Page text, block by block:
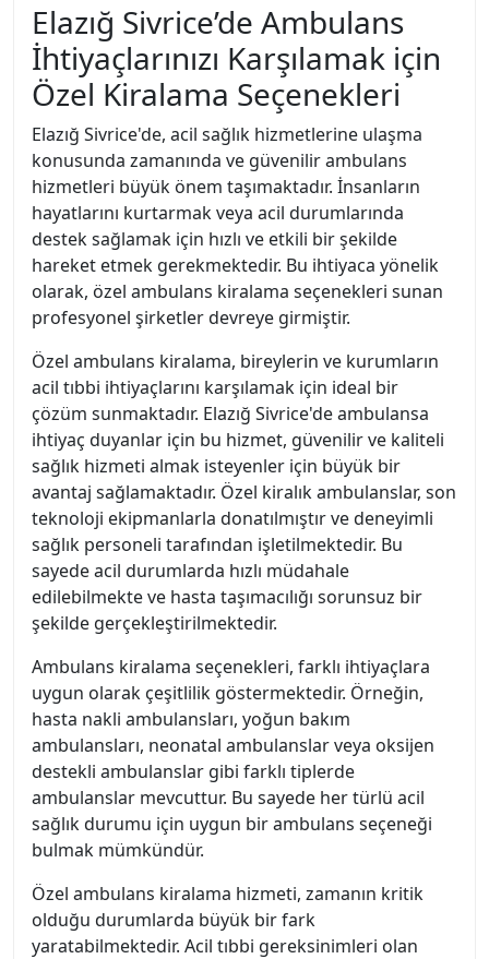
Elazığ Sivrice’de Ambulans
İhtiyaçlarınızı Karşılamak için
Özel Kiralama Seçenekleri
Elazığ Sivrice'de, acil sağlık hizmetlerine ulaşma
konusunda zamanında ve güvenilir ambulans
hizmetleri büyük önem taşımaktadır. İnsanların
hayatlarını kurtarmak veya acil durumlarında
destek sağlamak için hızlı ve etkili bir şekilde
hareket etmek gerekmektedir. Bu ihtiyaca yönelik
olarak, özel ambulans kiralama seçenekleri sunan
profesyonel şirketler devreye girmiştir.
Özel ambulans kiralama, bireylerin ve kurumların
acil tıbbi ihtiyaçlarını karşılamak için ideal bir
çözüm sunmaktadır. Elazığ Sivrice'de ambulansa
ihtiyaç duyanlar için bu hizmet, güvenilir ve kaliteli
sağlık hizmeti almak isteyenler için büyük bir
avantaj sağlamaktadır. Özel kiralık ambulanslar, son
teknoloji ekipmanlarla donatılmıştır ve deneyimli
sağlık personeli tarafından işletilmektedir. Bu
sayede acil durumlarda hızlı müdahale
edilebilmekte ve hasta taşımacılığı sorunsuz bir
şekilde gerçekleştirilmektedir.
Ambulans kiralama seçenekleri, farklı ihtiyaçlara
uygun olarak çeşitlilik göstermektedir. Örneğin,
hasta nakli ambulansları, yoğun bakım
ambulansları, neonatal ambulanslar veya oksijen
destekli ambulanslar gibi farklı tiplerde
ambulanslar mevcuttur. Bu sayede her türlü acil
sağlık durumu için uygun bir ambulans seçeneği
bulmak mümkündür.
Özel ambulans kiralama hizmeti, zamanın kritik
olduğu durumlarda büyük bir fark
yaratabilmektedir. Acil tıbbi gereksinimleri olan